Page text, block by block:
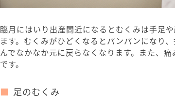
臨月にはいり出産間近になるとむくみは手足
ます。むくみがひどくなるとパンパンになり
んでなかなか元に戻らなくなります。また、
です。
足のむくみ